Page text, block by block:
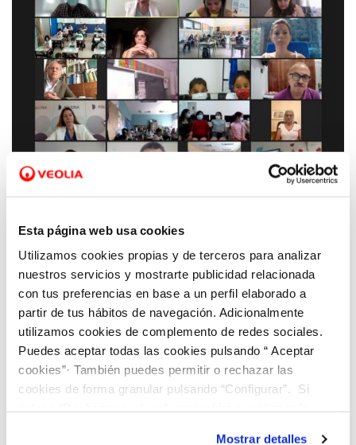
Esta página web usa cookies
Utilizamos cookies propias y de terceros para analizar
nuestros servicios y mostrarte publicidad relacionada
con tus preferencias en base a un perfil elaborado a
partir de tus hábitos de navegación. Adicionalmente
utilizamos cookies de complemento de redes sociales.
Puedes aceptar todas las cookies pulsando “ Aceptar
cookies”· También puedes permitir o rechazar las
cookies de forma granular pulsando “Configurar”. Si
Mostrar detalles
16 JUN 2021
a nivel nacional en la II edición de los
premios Aquae STEM en el que participan
500 alumnas de la Comunitat Valenciana